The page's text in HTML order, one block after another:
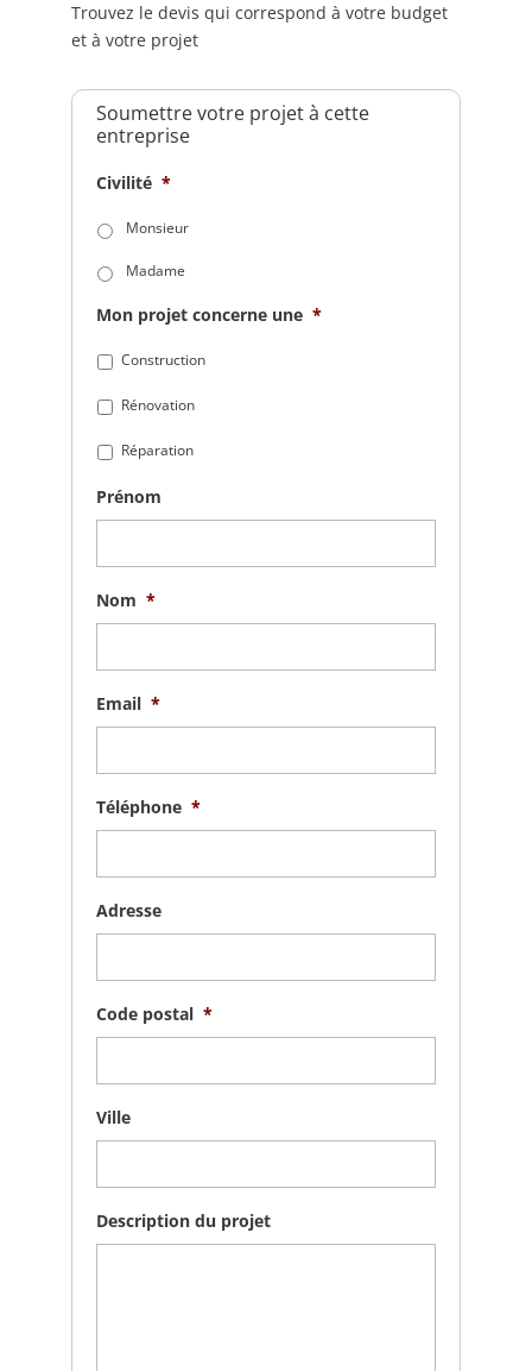
Trouvez le devis qui correspond à votre budget
et à votre projet
Soumettre votre projet à cette
entreprise
Civilité *
Monsieur
Madame
Mon projet concerne une *
Construction
Rénovation
Réparation
Prénom
Nom *
Email *
Téléphone *
Adresse
Code postal *
Ville
Description du projet